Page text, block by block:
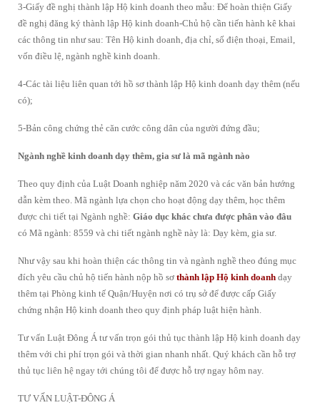
3-Giấy đề nghị thành lập Hộ kinh doanh theo mẫu: Để hoàn thiện Giấy
đề nghị đăng ký thành lập Hộ kinh doanh-Chủ hộ cần tiến hành kê khai
các thông tin như sau: Tên Hộ kinh doanh, địa chỉ, số điện thoại, Email,
vốn điều lệ, ngành nghề kinh doanh.
4-Các tài liệu liên quan tới hồ sơ thành lập Hộ kinh doanh dạy thêm (nếu
có);
5-Bản công chứng thẻ căn cước công dân của người đứng đầu;
Ngành nghề kinh doanh dạy thêm, gia sư là mã ngành nào
Theo quy định của Luật Doanh nghiệp năm 2020 và các văn bản hướng
dẫn kèm theo. Mã ngành lựa chọn cho hoạt động dạy thêm, học thêm
được chi tiết tại Ngành nghề: Giáo dục khác chưa được phân vào đâu
có Mã ngành: 8559 và chi tiết ngành nghề này là: Dạy kèm, gia sư.
Như vậy sau khi hoàn thiện các thông tin và ngành nghề theo đúng mục
đích yêu cầu chủ hộ tiến hành nộp hồ sơ thành lập Hộ kinh doanh dạy
thêm tại Phòng kinh tế Quận/Huyện nơi có trụ sở để được cấp Giấy
chứng nhận Hộ kinh doanh theo quy định pháp luật hiện hành.
Tư vấn Luật Đông Á tư vấn trọn gói thủ tục thành lập Hộ kinh doanh dạy
thêm với chi phí trọn gói và thời gian nhanh nhất. Quý khách cần hỗ trợ
thủ tục liên hệ ngay tới chúng tôi để được hỗ trợ ngay hôm nay.
TƯ VẤN LUẬT-ĐÔNG Á